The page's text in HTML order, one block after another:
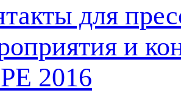
для
и
2016